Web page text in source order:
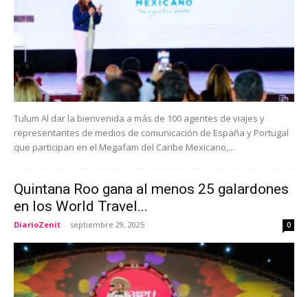
Tulum Al dar la bienvenida a más de 100 agentes de viajes y
representantes de medios de comunicación de España y Portugal
que participan en el Megafam del Caribe Mexicano,...
Quintana Roo gana al menos 25 galardones
en los World Travel...
DiarioZenit - septiembre 29, 2025 0